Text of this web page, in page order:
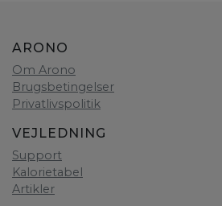
ARONO
Om Arono
Brugsbetingelser
Privatlivspolitik
VEJLEDNING
Support
Kalorietabel
Artikler